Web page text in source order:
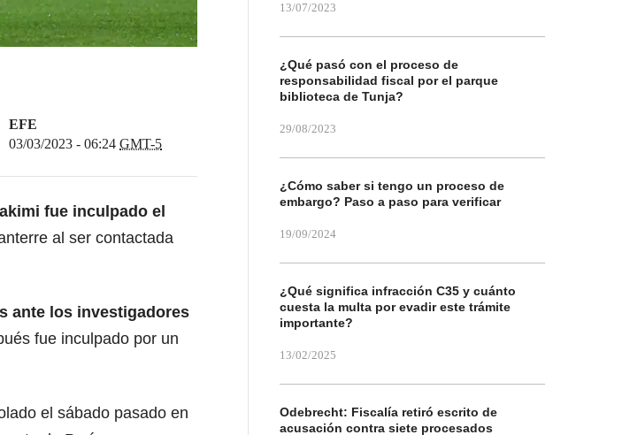
EFE
03/03/2023 - 06:24 GMT-5
fue inculpado el
al ser contactada
ante los investigadores
fue inculpado por un
el sábado pasado en
13/07/2023
¿Qué pasó con el proceso de
responsabilidad fiscal por el parque
biblioteca de Tunja?
29/08/2023
¿Cómo saber si tengo un proceso de
embargo? Paso a paso para verificar
19/09/2024
¿Qué significa infracción C35 y cuánto
cuesta la multa por evadir este trámite
importante?
13/02/2025
Odebrecht: Fiscalía retiró escrito de
acusación contra siete procesados